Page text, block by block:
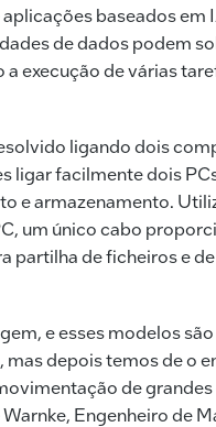
baseados em
de dados podem
execução de várias
ligando dois
ligar facilmente dois
e armazenamento.
um único cabo
partilha de ficheiros e
e esses modelos
depois temos de o
de
Engenheiro de